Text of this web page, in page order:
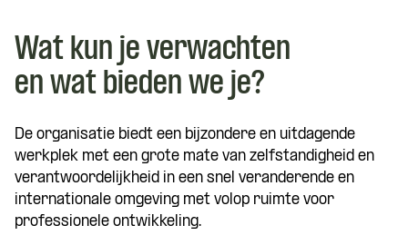
Wat kun je verwachten
en wat bieden we je?
De organisatie biedt een bijzondere en uitdagende
werkplek met een grote mate van zelfstandigheid en
verantwoordelijkheid in een snel veranderende en
internationale omgeving met volop ruimte voor
professionele ontwikkeling.